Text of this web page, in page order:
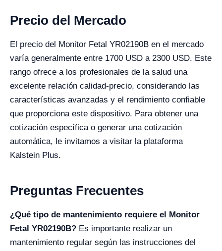
Precio del Mercado
El precio del Monitor Fetal YR02190B en el mercado
varía generalmente entre 1700 USD a 2300 USD. Este
rango ofrece a los profesionales de la salud una
excelente relación calidad-precio, considerando las
características avanzadas y el rendimiento confiable
que proporciona este dispositivo. Para obtener una
cotización específica o generar una cotización
automática, le invitamos a visitar la plataforma
Kalstein Plus.
Preguntas Frecuentes
¿Qué tipo de mantenimiento requiere el Monitor
Fetal YR02190B? Es importante realizar un
mantenimiento regular según las instrucciones del